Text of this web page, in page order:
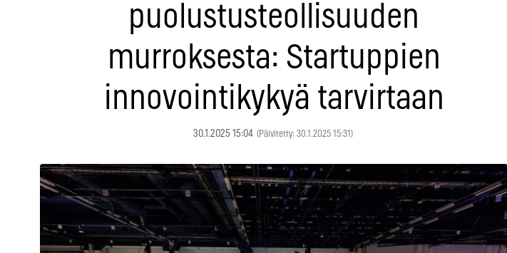
puolustusteollisuuden
murroksesta: Startuppien
innovointikykyä tarvirtaan
30.1.2025 15:04 (Päivitetty: 30.1.2025 15:31)